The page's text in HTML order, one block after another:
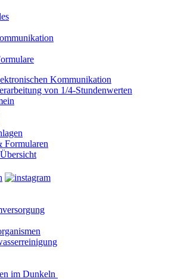
Kommunikation
von 1/4-Stundenwerten
Formularen